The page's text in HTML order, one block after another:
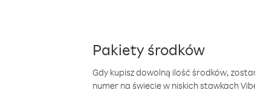
Pakiety środków
Gdy kupisz dowolną ilość środków,
numer na świecie w niskich stawkach